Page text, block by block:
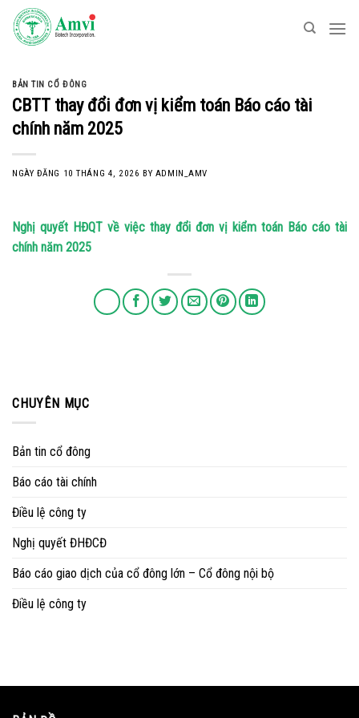
Skip
content
BẢN TIN CỔ ĐÔNG
CBTT thay đổi đơn vị kiểm toán Báo cáo tài
chính năm 2025
NGÀY ĐĂNG 10 THÁNG 4, 2026 BY ADMIN_AMV
Nghị quyết HĐQT về việc thay đổi đơn vị kiểm toán Báo cáo tài
chính năm 2025
CHUYÊN MỤC
Bản tin cổ đông
Báo cáo tài chính
Điều lệ công ty
Nghị quyết ĐHĐCĐ
Báo cáo giao dịch của cổ đông lớn – Cổ đông nội bộ
Điều lệ công ty